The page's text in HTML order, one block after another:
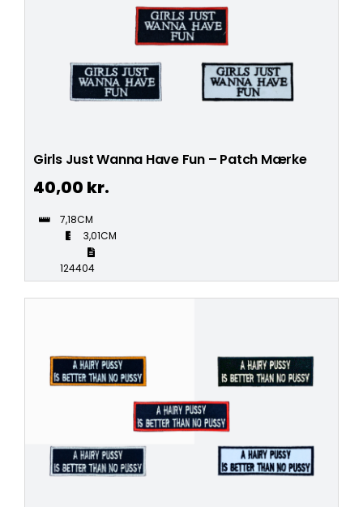
Girls Just Wanna Have Fun – Patch Mærke
40,00 kr.
7,18CM
3,01CM
124404